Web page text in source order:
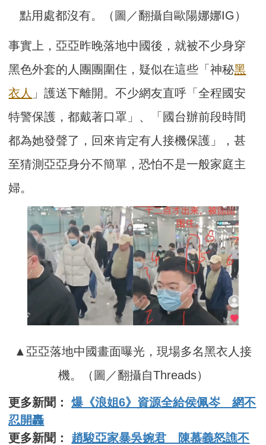
點用處都沒有。（圖／翻攝自歐陽娜娜IG）
事實上，亞亞昨晚落地中國後，就被不少身穿
黑色外套的人團團圍住，疑似在這些「神秘黑
衣人 」護送下離開。不少網友直呼「全程國安
特警保護，都戴著口罩」、「國台辦前段時間
都為她發聲了，回來肯定有人接機保護」，甚
至猜測亞亞身分不簡單，恐怕不是一般家庭主
婦。
▲亞亞落地中國畫面曝光，現場多名黑衣人接
機。（圖／翻攝自Threads）
更多新聞：爆《浪姐6》資源全給侯佩岑 網不
忍開轟
更多新聞： 趙駿亞家暴吳婉君 陳慕義怒譙不